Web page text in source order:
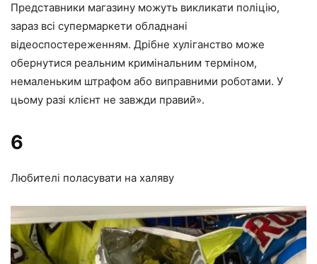
Представники магазину можуть викликати поліцію,
зараз всі супермаркети обладнані
відеоспостереженням. Дрібне хуліганство може
обернутися реальним кримінальним терміном,
немаленьким штрафом або виправними роботами. У
цьому разі клієнт не завжди правий».
6
Любителі поласувати на халяву